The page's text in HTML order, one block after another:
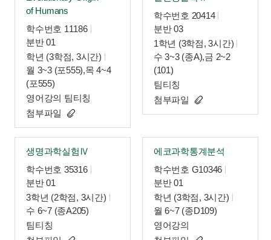
of Humans
학수번호 11186
분반 01
학년 (3학점, 3시간)
월 3~3 (포555),목 4~4
(포555)
영어강의 팀티칭
첨부파일
학수번호 20414
분반 03
1학년 (3학점, 3시간)
수 3~3 (종A),금 2~2
(101)
팀티칭
첨부파일
생명과학실험Ⅳ
학수번호 35316
분반 01
3학년 (2학점, 3시간)
수 6~7 (종A205)
팀티칭
에코과학통계분석
학수번호 G10346
분반 01
학년 (3학점, 3시간)
월 6~7 (종D109)
영어강의